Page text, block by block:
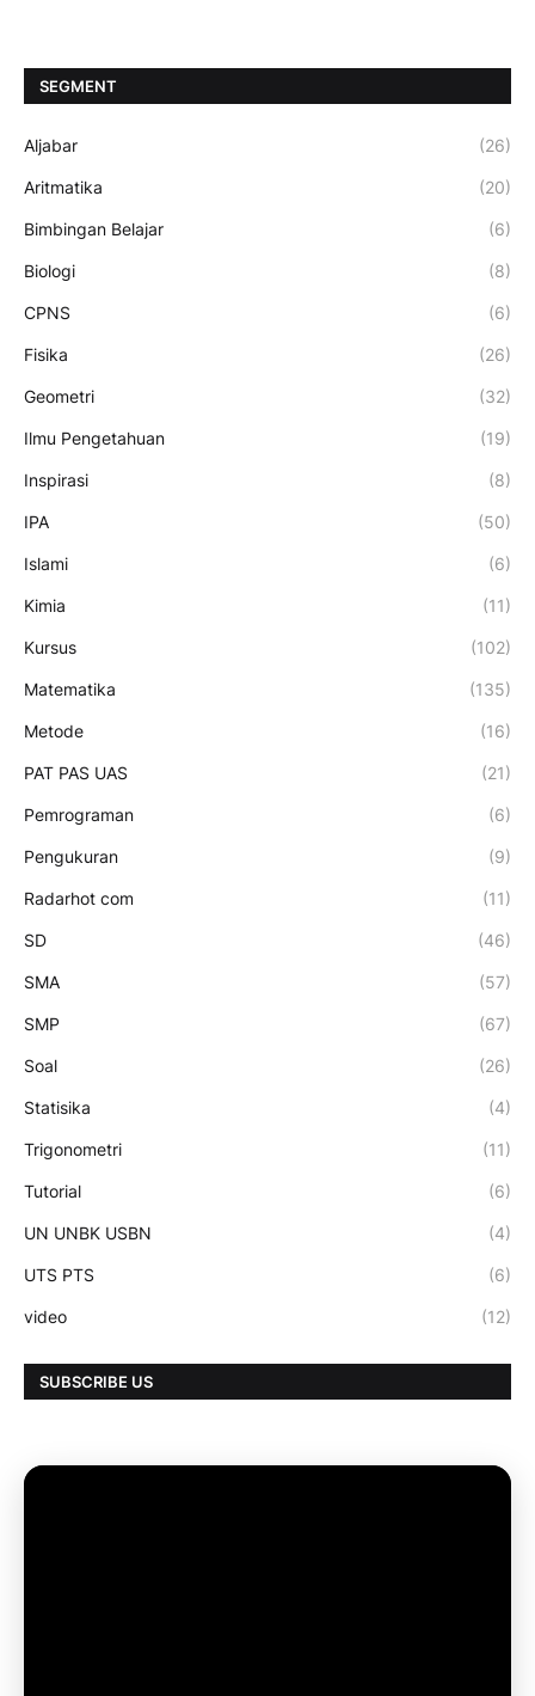
SEGMENT
Aljabar (26)
Aritmatika (20)
Bimbingan Belajar (6)
Biologi (8)
CPNS (6)
Fisika (26)
Geometri (32)
Ilmu Pengetahuan (19)
Inspirasi (8)
IPA (50)
Islami (6)
Kimia (11)
Kursus (102)
Matematika (135)
Metode (16)
PAT PAS UAS (21)
Pemrograman (6)
Pengukuran (9)
Radarhot com (11)
SD (46)
SMA (57)
SMP (67)
Soal (26)
Statisika (4)
Trigonometri (11)
Tutorial (6)
UN UNBK USBN (4)
UTS PTS (6)
video (12)
SUBSCRIBE US